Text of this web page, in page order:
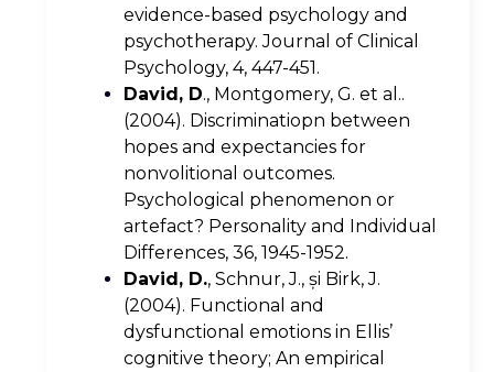
evidence-based psychology and
psychotherapy. Journal of Clinical
Psychology, 4, 447-451.
David, D., Montgomery, G. et al..
(2004). Discriminatiopn between
hopes and expectancies for
nonvolitional outcomes.
Psychological phenomenon or
artefact? Personality and Individual
Differences, 36, 1945-1952.
David, D., Schnur, J., şi Birk, J.
(2004). Functional and
dysfunctional emotions in Ellis’
cognitive theory; An empirical